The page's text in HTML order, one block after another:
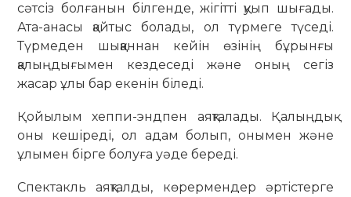
сәтсіз болғанын білгенде, жігітті қуып шығады.
Ата-анасы қайтыс болады, ол түрмеге түседі.
Түрмеден шыққаннан кейін өзінің бұрынғы
қалыңдығымен кездеседі және оның сегіз
жасар ұлы бар екенін біледі.
Қойылым хеппи-эндпен аяқталады. Қалыңдық
оны кешіреді, ол адам болып, онымен және
ұлымен бірге болуға уәде береді.
Спектакль аяқталды, көрермендер әртістерге